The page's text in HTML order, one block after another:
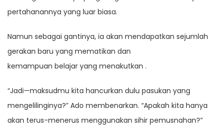
pertahanannya yang luar biasa.
Namun sebagai gantinya, ia akan mendapatkan sejumlah
gerakan baru yang mematikan dan
kemampuan belajar yang menakutkan .
“Jadi—maksudmu kita hancurkan dulu pasukan yang
mengelilinginya?” Ado membenarkan. “Apakah kita hanya
akan terus-menerus menggunakan sihir pemusnahan?”